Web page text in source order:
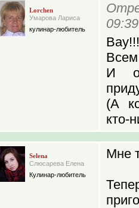
Lorchen
Умарова Лариса
кулинар-любитель
09:39
Всем
И
(А
кто-
Selena
Слюсарева Елена
Кулинар-любитель
Мне